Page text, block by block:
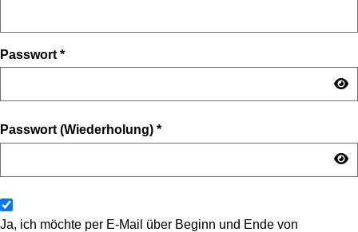
Passwort *
Passwort (Wiederholung) *
Ja, ich möchte per E-Mail über Beginn und Ende von